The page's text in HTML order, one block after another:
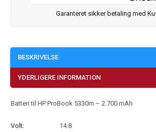
Garanteret sikker betaling med
BESKRIVELSE
YDERLIGERE INFORMATION
Batteri til HP ProBook 5330m – 2.700 mAh
Volt:
14.8